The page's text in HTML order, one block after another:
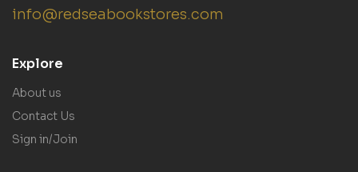
info@redseabookstores.com
Explore
About us
Contact Us
Sign in/Join